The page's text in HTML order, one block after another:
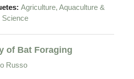
Agriculture, Aquaculture &
Science
of Bat Foraging
Russo